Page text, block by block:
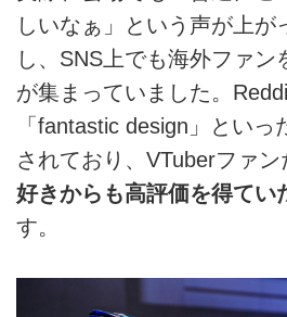
しいなぁ」という声が上が
し、SNS上でも海外ファン
が集まっていました。
「fantastic design」とい
されており、VTuberファ
好きからも高評価を得てい
す。